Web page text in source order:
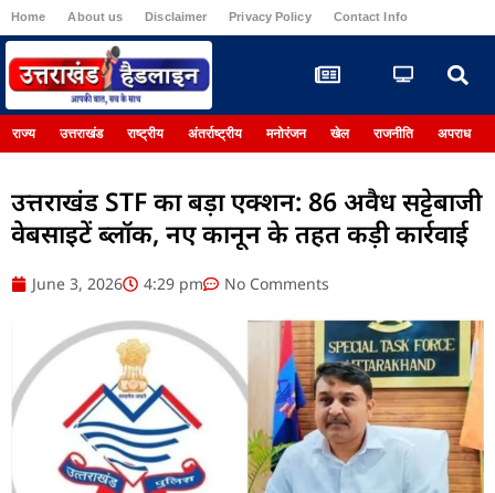
Home About us Disclaimer Privacy Policy Contact Info
राज्य उत्तराखंड राष्ट्रीय अंतर्राष्ट्रीय मनोरंजन खेल राजनीति अपराध
उत्तराखंड STF का बड़ा एक्शन: 86 अवैध सट्टेबाजी
वेबसाइटें ब्लॉक, नए कानून के तहत कड़ी कार्रवाई
June 3, 2026 4:29 pm No Comments